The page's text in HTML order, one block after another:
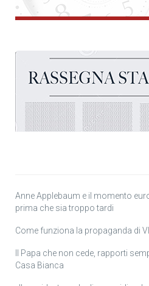
Anne Applebaum e il momento
prima che sia troppo tardi
Come funziona la propaganda di
Il Papa che non cede, rapporti
Casa Bianca